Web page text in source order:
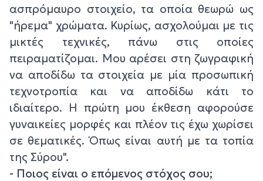
ασπρόμαυρο στοιχείο, τα οποία θεωρώ ως
"ήρεμα" χρώματα. Κυρίως, ασχολούμαι με τις
μικτές τεχνικές, πάνω στις οποίες
πειραματίζομαι. Μου αρέσει στη ζωγραφική
να αποδίδω τα στοιχεία με μία προσωπική
τεχνοτροπία και να αποδίδω κάτι το
ιδιαίτερο. Η πρώτη μου έκθεση αφορούσε
γυναικείες μορφές και πλέον τις έχω χωρίσει
σε θεματικές. Όπως είναι αυτή με τα τοπία
της Σύρου".
- Ποιος είναι ο επόμενος στόχος σου;